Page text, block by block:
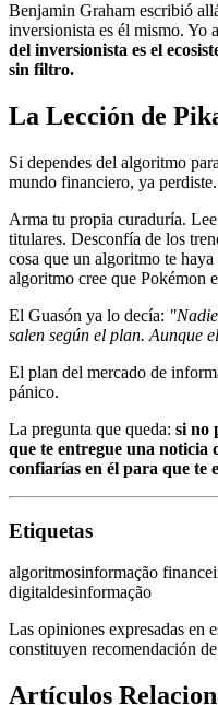
Benjamin Graham escribió
inversionista es él mismo. Yo
del inversionista es el
sin filtro.
La Lección de
Si dependes del algoritmo
mundo financiero, ya
Arma tu propia curaduría.
titulares. Desconfía de los
cosa que un algoritmo te
algoritmo cree que Pokémon
El Guasón ya lo decía:
salen según el plan. Aunque
El plan del mercado de
pánico.
La pregunta que queda: si no
que te entregue una noticia
confiarías en él para que te
Etiquetas
algoritmosinformação
digitaldesinformação
Las opiniones expresadas en
constituyen recomendación
Artículos